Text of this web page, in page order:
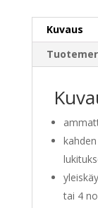
Kuvaus
tai 4